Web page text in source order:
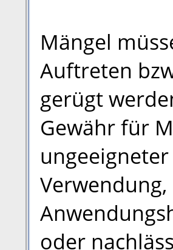
Mängel
Auftreten
gerügt
Gewähr für
oder